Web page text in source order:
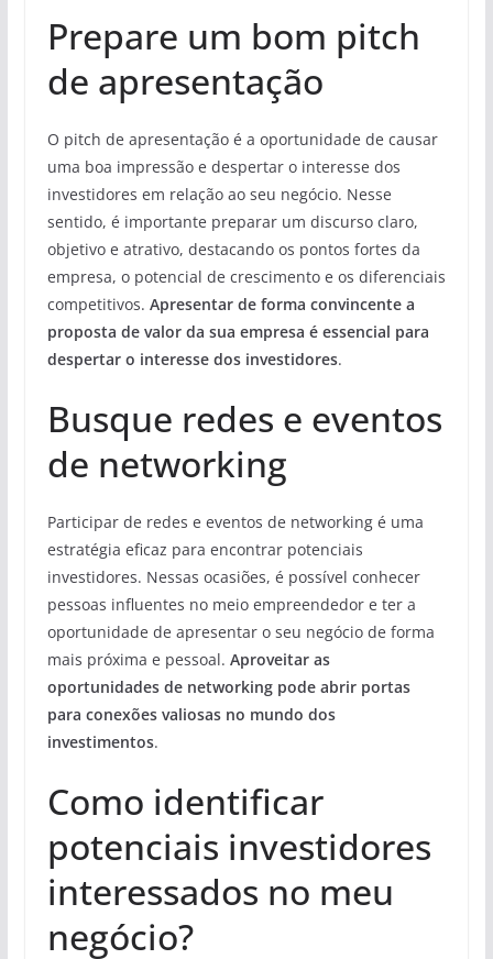
Prepare um bom pitch
de apresentação
O pitch de apresentação é a oportunidade de causar
uma boa impressão e despertar o interesse dos
investidores em relação ao seu negócio. Nesse
sentido, é importante preparar um discurso claro,
objetivo e atrativo, destacando os pontos fortes da
empresa, o potencial de crescimento e os diferenciais
competitivos. Apresentar de forma convincente a
proposta de valor da sua empresa é essencial para
despertar o interesse dos investidores.
Busque redes e eventos
de networking
Participar de redes e eventos de networking é uma
estratégia eficaz para encontrar potenciais
investidores. Nessas ocasiões, é possível conhecer
pessoas influentes no meio empreendedor e ter a
oportunidade de apresentar o seu negócio de forma
mais próxima e pessoal. Aproveitar as
oportunidades de networking pode abrir portas
para conexões valiosas no mundo dos
investimentos.
Como identificar
potenciais investidores
interessados no meu
negócio?